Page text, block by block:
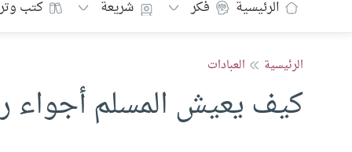
الرئيسية فكر شريعة كتب
الرئيسية العبادات
كيف يعيش المسلم أجواء